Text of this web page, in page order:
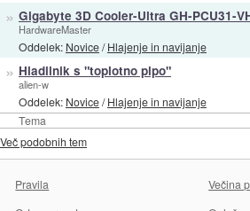
Tema
» Gigabyte 3D Cooler-Ultra GH-PCU31-
HardwareMaster
Oddelek: Novice/Hlajenje in navijanje
» Hladilnik s "toplotno pipo"
alien-w
Oddelek: Novice/Hlajenje in navijanje
Več podobnih tem
Pravila
Večina